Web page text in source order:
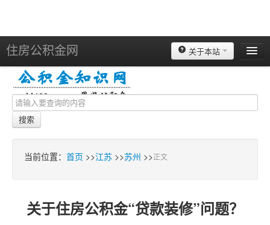
住房公积金网 关于本站
北京
上海
天津
苏州
深圳
搜索
当前位置： 首页 >>江苏 >>苏州 >>正文
关于住房公积金“贷款装修”问题？